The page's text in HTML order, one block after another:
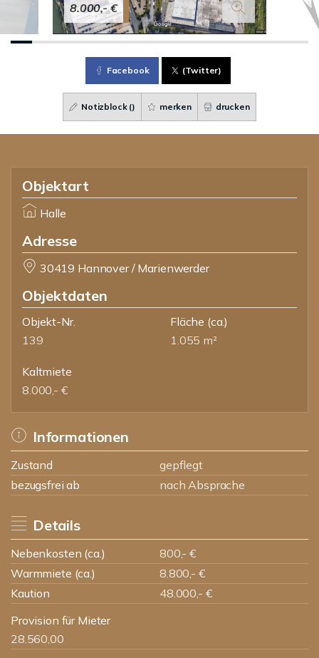
8.000,- €
Facebook (Twitter)
Notizblock () merken drucken
Objektart
Halle
Adresse
30419 Hannover / Marienwerder
Objektdaten
Objekt-Nr.
139
Fläche (ca.)
1.055 m²
Kaltmiete
8.000,- €
Informationen
Zustand
gepflegt
bezugsfrei ab
nach Absprache
Details
Nebenkosten (ca.)
800,- €
Warmmiete (ca.)
8.800,- €
Kaution
48.000,- €
Provision für Mieter
28.560,00